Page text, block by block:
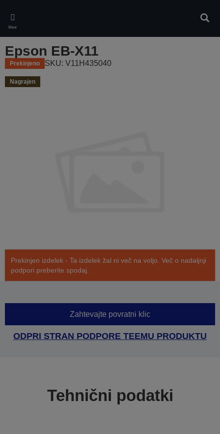
main
content
Meni
Epson EB-X11
Prekinjeno SKU: V11H435040
Nagrajen
Prekinjen izdelek - Ta izdelek žal ni več na voljo. Več o nadaljnji
podpori preberite spodaj.
Zahtevajte povratni klic
ODPRI STRAN PODPORE TEEMU PRODUKTU
Tehnični podatki